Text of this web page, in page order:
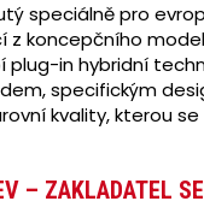
speciálně pro
z koncepčního
plug-in hybridní
specifickým
kvality, kterou
– ZAKLADATEL